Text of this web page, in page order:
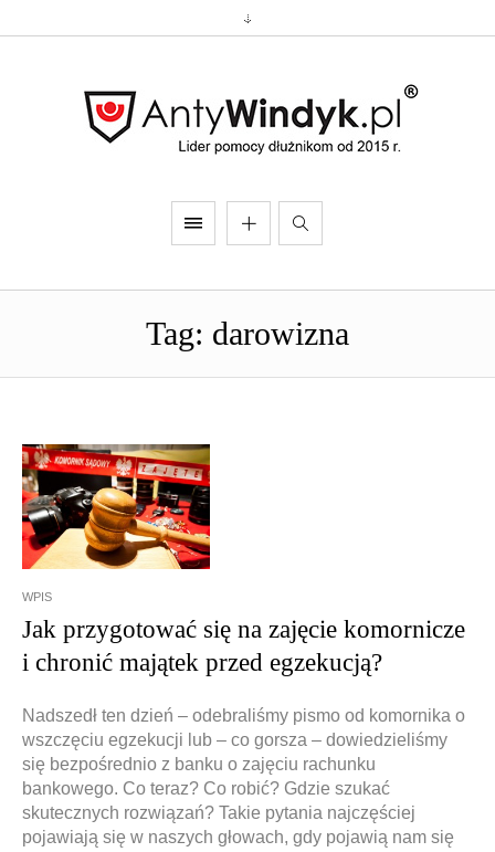
Doradztwo prawne
Doradztwo & konsulting Doradztwo & konsulting
Tag: darowizna
WPIS
Jak przygotować się na zajęcie komornicze
i chronić majątek przed egzekucją?
Nadszedł ten dzień – odebraliśmy pismo od komornika o
wszczęciu egzekucji lub – co gorsza – dowiedzieliśmy
się bezpośrednio z banku o zajęciu rachunku
bankowego. Co teraz? Co robić? Gdzie szukać
skutecznych rozwiązań? Takie pytania najczęściej
pojawiają się w naszych głowach, gdy pojawią nam się